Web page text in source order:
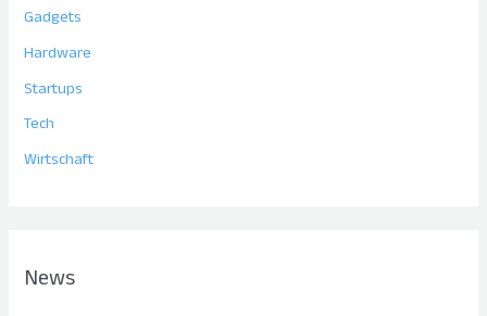
Gadgets
Hardware
Startups
Tech
Wirtschaft
News